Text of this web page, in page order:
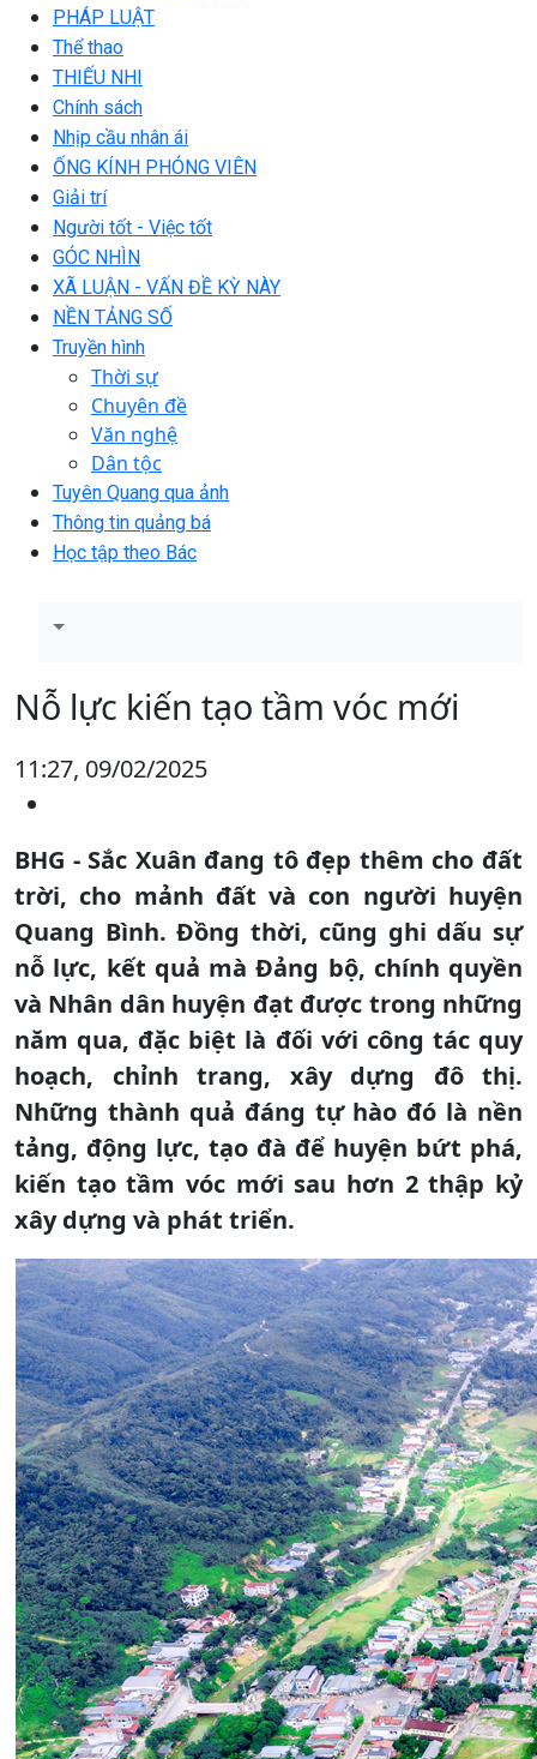
PHÁP LUẬT
Thể thao
THIẾU NHI
Chính sách
Nhịp cầu nhân ái
ỐNG KÍNH PHÓNG VIÊN
Giải trí
Người tốt - Việc tốt
GÓC NHÌN
XÃ LUẬN - VẤN ĐỀ KỲ NÀY
NỀN TẢNG SỐ
Truyền hình
Thời sự
Chuyên đề
Văn nghệ
Dân tộc
Tuyên Quang qua ảnh
Thông tin quảng bá
Học tập theo Bác
Nỗ lực kiến tạo tầm vóc mới
11:27, 09/02/2025
BHG - Sắc Xuân đang tô đẹp thêm cho đất
trời, cho mảnh đất và con người huyện
Quang Bình. Đồng thời, cũng ghi dấu sự
nỗ lực, kết quả mà Đảng bộ, chính quyền
và Nhân dân huyện đạt được trong những
năm qua, đặc biệt là đối với công tác quy
hoạch, chỉnh trang, xây dựng đô thị.
Những thành quả đáng tự hào đó là nền
tảng, động lực, tạo đà để huyện bứt phá,
kiến tạo tầm vóc mới sau hơn 2 thập kỷ
xây dựng và phát triển.